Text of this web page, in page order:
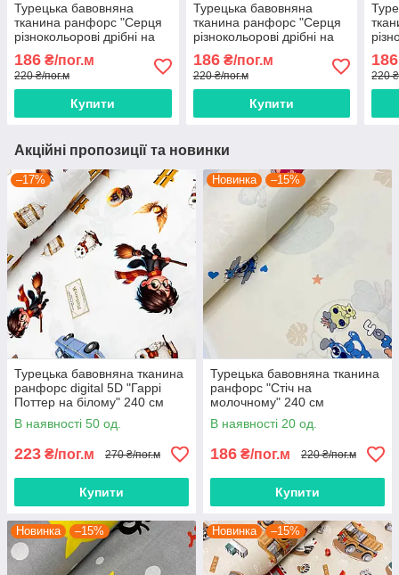
Турецька бавовняна
тканина ранфорс "Серця
різнокольорові дрібні на
білому" 240 см
186 ₴/пог.м
220 ₴/пог.м
Купити
Турецька бавовняна
тканина ранфорс "Серця
різнокольорові дрібні на
бежевому" 240 см
186₴/пог.м
220 ₴/пог.м
Купити
186
220
Акційні пропозиції та новинки
–17%
Турецька бавовняна тканина
ранфорс digital 5D "Гаррі
Поттер на білому" 240 см
В наявності 50 од.
223 ₴/пог.м 270 ₴/пог.м
Купити
Новинка –15%
Турецька бавовняна тканина
ранфорс "Стіч на
молочному" 240 см
В наявності 20 од.
186 ₴/пог.м 220 ₴/пог.м
Купити
Новинка –15% Новинка –15%